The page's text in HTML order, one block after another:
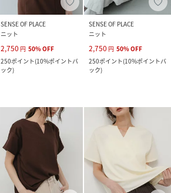
SENSE OF PLACE
ニット
2,750 円 50%OFF
250ポイント(10%ポイントバ
ック)
SENSE OF PLACE
ニット
2,750 円 50%OFF
250ポイント(10%ポイントバ
ック)